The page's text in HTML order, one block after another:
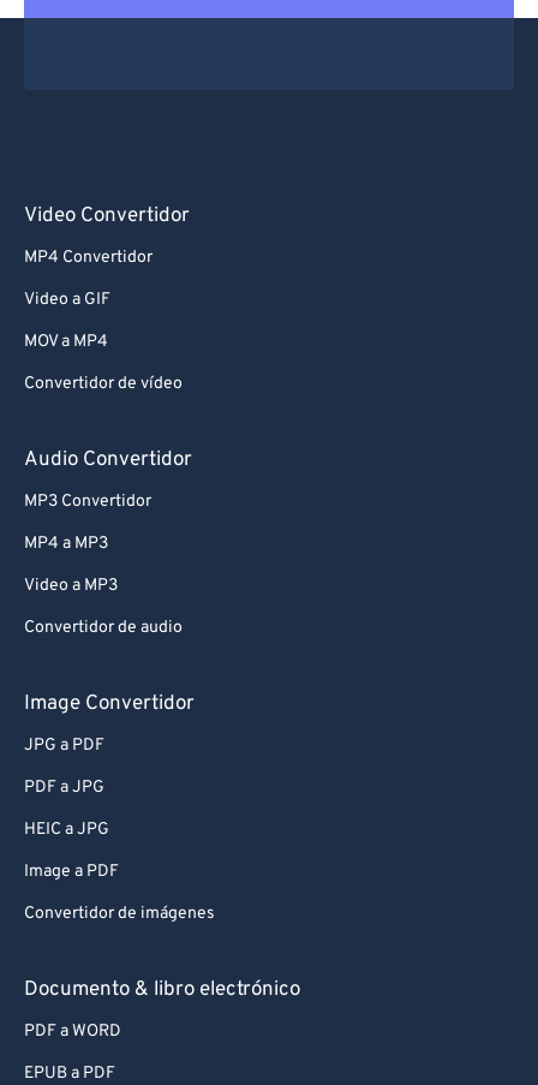
Video Convertidor
MP4 Convertidor
Video a GIF
MOV a MP4
Convertidor de vídeo
Audio Convertidor
MP3 Convertidor
MP4 a MP3
Video a MP3
Convertidor de audio
Image Convertidor
JPG a PDF
PDF a JPG
HEIC a JPG
Image a PDF
Convertidor de imágenes
Documento & libro electrónico
PDF a WORD
EPUB a PDF